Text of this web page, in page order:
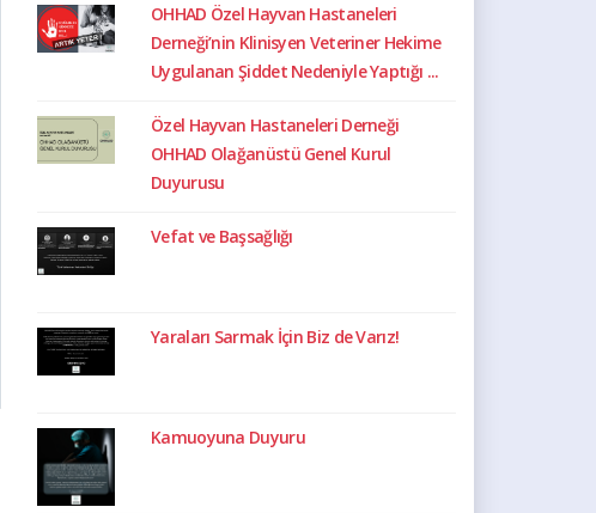
OHHAD Özel Hayvan Hastaneleri
Derneği’nin Klinisyen Veteriner Hekime
Uygulanan Şiddet Nedeniyle Yaptığı ...
Özel Hayvan Hastaneleri Derneği
OHHAD Olağanüstü Genel Kurul
Duyurusu
Vefat ve Başsağlığı
Yaraları Sarmak İçin Biz de Varız!
Kamuoyuna Duyuru